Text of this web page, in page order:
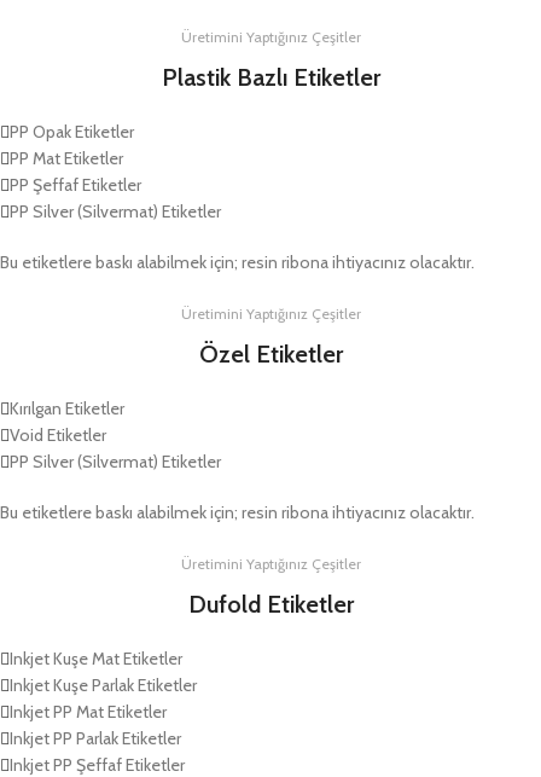
Üretimini Yaptığınız Çeşitler
Plastik Bazlı Etiketler
PP Opak Etiketler
PP Mat Etiketler
PP Şeffaf Etiketler
PP Silver (Silvermat) Etiketler
Bu etiketlere baskı alabilmek için; resin ribona ihtiyacınız olacaktır.
Üretimini Yaptığınız Çeşitler
Özel Etiketler
Kırılgan Etiketler
Void Etiketler
PP Silver (Silvermat) Etiketler
Bu etiketlere baskı alabilmek için; resin ribona ihtiyacınız olacaktır.
Üretimini Yaptığınız Çeşitler
Dufold Etiketler
Inkjet Kuşe Mat Etiketler
Inkjet Kuşe Parlak Etiketler
Inkjet PP Mat Etiketler
Inkjet PP Parlak Etiketler
Inkjet PP Şeffaf Etiketler